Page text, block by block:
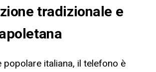
tradizionale e
popolare italiana, il telefono è